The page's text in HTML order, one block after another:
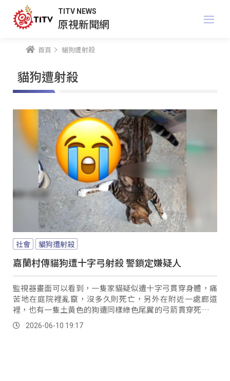
TITV NEWS
原視新聞網
首頁 貓狗遭射殺
貓狗遭射殺
社會 貓狗遭射殺
嘉蘭村傳貓狗遭十字弓射殺 警鎖定嫌疑人
監視器畫面可以看到，一隻家貓疑似遭十字弓貫穿身體，痛
苦地在庭院裡亂竄，沒多久則死亡，另外在附近一處廊道
裡，也有一隻土黃色的狗遭同樣綠色尾翼的弓箭貫穿死亡，
民眾發現後趕緊通報村辦，居民也擔心這種殺傷力強的器
械，萬一傷及民眾後果不堪設想。
2026-06-10 19:17